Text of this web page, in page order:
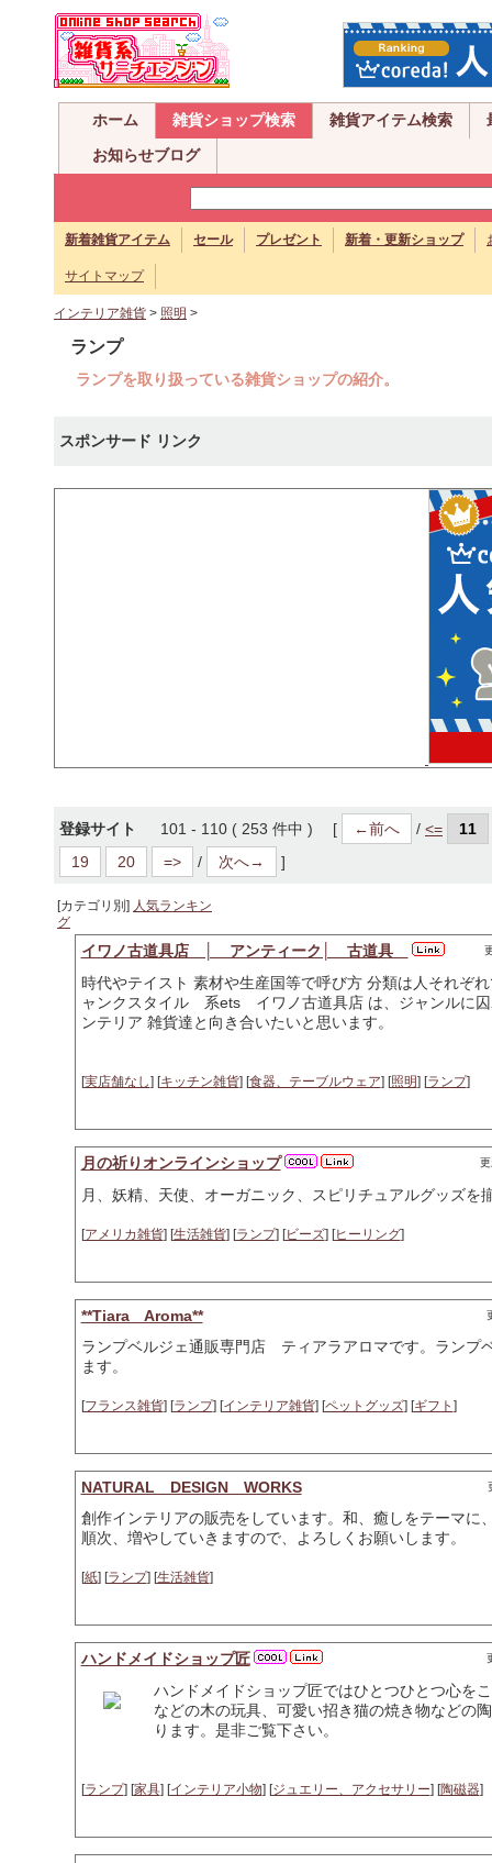
ホーム 雑貨ショップ検索 雑貨アイテム検索
お知らせブログ
新着雑貨アイテム セール プレゼント 新着・更新ショップ
サイトマップ
インテリア雑貨 > 照明 >
ランプ
ランプを取り扱っている雑貨ショップの紹介。
スポンサード リンク
登録サイト 101 - 110 ( 253 件中 ) [ ←前へ / <=
11
19
20 => / 次へ→ ]
[カテゴリ別] 人気ランキン
グ
イワノ古道具店 │ アンティーク│ 古道具
時代やテイスト 素材や生産国等で呼び方 分類は人それぞ
ャンクスタイル 系ets イワノ古道具店 は、ジャンルに
ンテリア 雑貨達と向き合いたいと思います。
[実店舗なし] [キッチン雑貨] [食器、テーブルウェア] [照明] [ランプ]
月の祈りオンラインショップ
月、妖精、天使、オーガニック、スピリチュアルグッズを
[アメリカ雑貨] [生活雑貨] [ランプ] [ビーズ] [ヒーリング]
**Tiara Aroma**
ランプベルジェ通販専門店 ティアラアロマです。ランプ
ます。
[フランス雑貨] [ランプ] [インテリア雑貨] [ペットグッズ] [ギフト ]
NATURAL DESIGN WORKS
創作インテリアの販売をしています。和、癒しをテーマに
順次、増やしていきますので、よろしくお願いします。
[紙] [ランプ] [生活雑貨]
ハンドメイドショップ匠
ハンドメイドショップ匠ではひとつひとつ心を
などの木の玩具、可愛い招き猫の焼き物などの
ります。是非ご覧下さい。
[ランプ] [家具] [インテリア小物] [ジュエリー、アクセサリー] [陶磁器]